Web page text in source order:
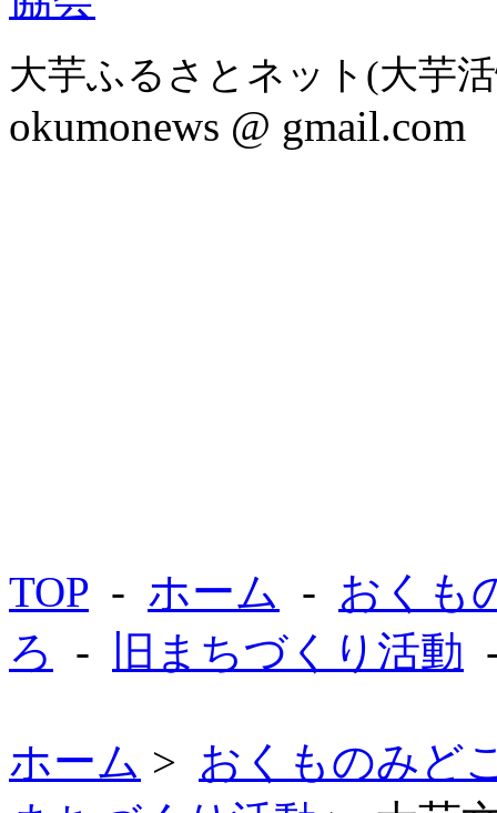
大芋ふるさとネット(大芋
okumonews @ gmail.com
TOP - ホーム - おくも
ろ
- 旧まちづくり活動
ホーム > おくものみど